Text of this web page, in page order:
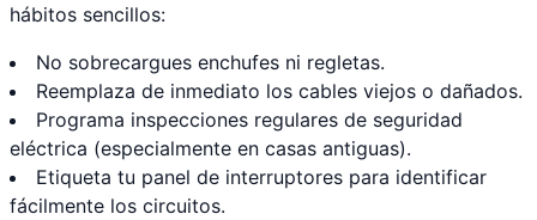
hábitos sencillos:
No sobrecargues enchufes ni regletas.
Reemplaza de inmediato los cables viejos o dañados.
Programa inspecciones regulares de seguridad
eléctrica (especialmente en casas antiguas).
Etiqueta tu panel de interruptores para identificar
fácilmente los circuitos.